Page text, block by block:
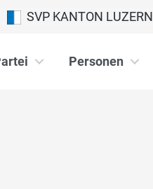
SVP KANTON LUZERN
Personen